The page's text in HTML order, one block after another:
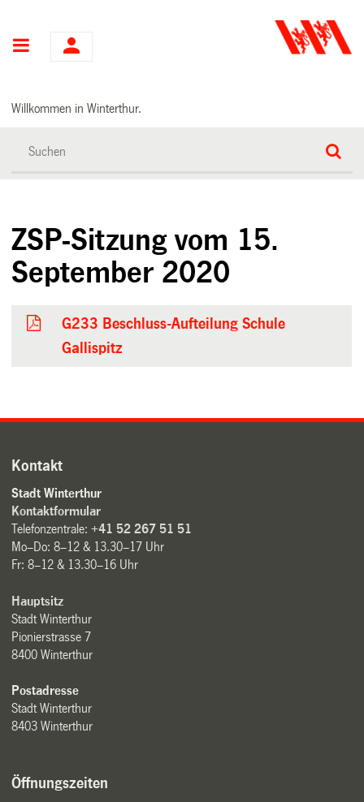
Hauptnavigation
Willkommen in Winterthur.
ZSP-Sitzung vom 15.
September 2020
G233 Beschluss-Aufteilung Schule
Gallispitz
Kontakt
Stadt Winterthur
Kontaktformular
Telefonzentrale:+41 52 267 51 51
Mo–Do: 8–12 & 13.30–17 Uhr
Fr: 8–12 & 13.30–16 Uhr
Hauptsitz
Stadt Winterthur
Pionierstrasse 7
8400 Winterthur
Postadresse
Stadt Winterthur
8403 Winterthur
Öffnungszeiten